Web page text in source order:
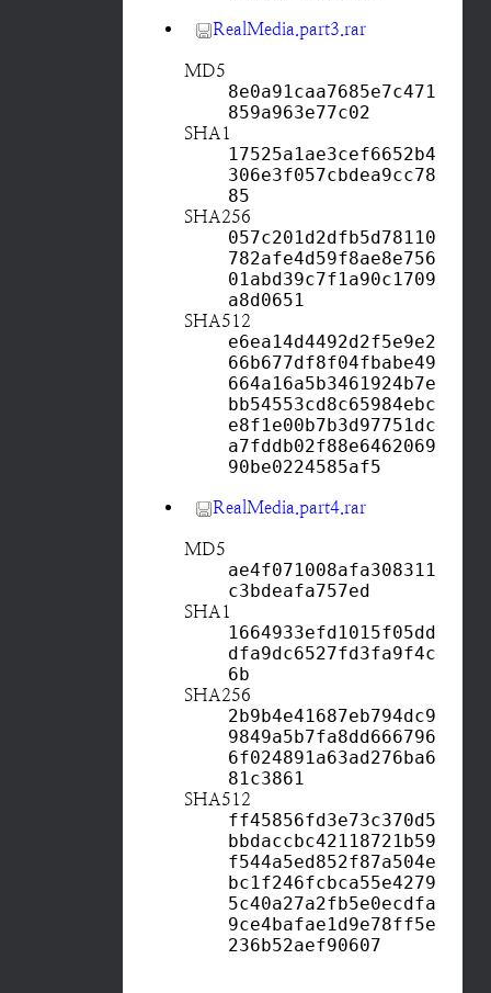
RealMedia.part3.rar
MD5
8e0a91caa7685e7c471
859a963e77c02
SHA1
17525a1ae3cef6652b4
306e3f057cbdea9cc78
85
SHA256
057c201d2dfb5d78110
782afe4d59f8ae8e756
01abd39c7f1a90c1709
a8d0651
SHA512
e6ea14d4492d2f5e9e2
66b677df8f04fbabe49
664a16a5b3461924b7e
bb54553cd8c65984ebc
e8f1e00b7b3d97751dc
a7fddb02f88e6462069
90be0224585af5
RealMedia.part4.rar
MD5
ae4f071008afa308311
c3bdeafa757ed
SHA1
1664933efd1015f05dd
dfa9dc6527fd3fa9f4c
6b
SHA256
2b9b4e41687eb794dc9
9849a5b7fa8dd666796
6f024891a63ad276ba6
81c3861
SHA512
ff45856fd3e73c370d5
bbdaccbc42118721b59
f544a5ed852f87a504e
bc1f246fcbca55e4279
5c40a27a2fb5e0ecdfa
9ce4bafae1d9e78ff5e
236b52aef90607